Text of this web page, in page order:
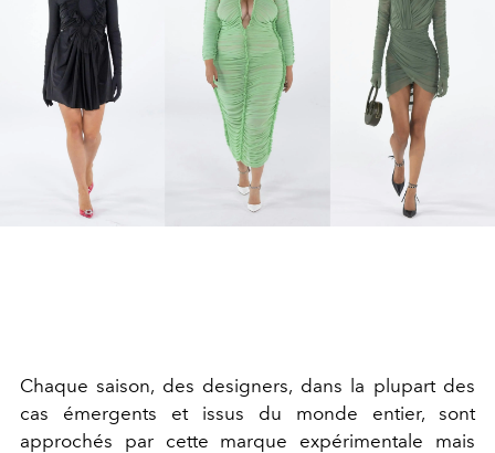
Chaque saison, des designers, dans la plupart des
cas émergents et issus du monde entier, sont
approchés par cette marque expérimentale mais